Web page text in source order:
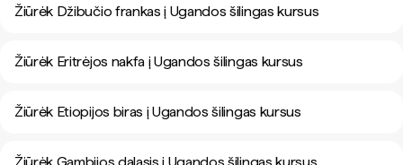
Žiūrėk Džibučio frankas į Ugandos šilingas kursus
Žiūrėk Eritrėjos nakfa į Ugandos šilingas kursus
Žiūrėk Etiopijos biras į Ugandos šilingas kursus